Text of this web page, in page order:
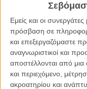
Εμείς και οι
πρόσβαση σε
και επεξεργαζόμαστε
αναγνωριστικοί και
αποστέλλονται από μια
και περιεχόμενο,
ακροατηρίου και
Η Σέριλ Κρόου
ΝΕΑ /21 ΣΕΠ 2011/ Λήδα